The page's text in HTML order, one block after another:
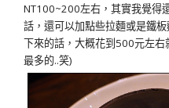
NT100~200左右，其實我覺得
話，還可以加點些拉麵或是鐵
下來的話，大概花到500元左
最多的..笑)